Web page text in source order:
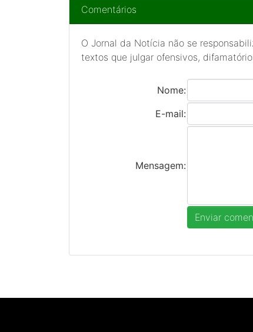
Comentários
O Jornal da Notícia não se
textos que julgar ofensivos,
Nome:
E-mail:
Mensagem: